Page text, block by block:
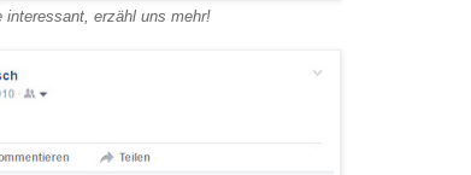
interessant, erzähl uns mehr!